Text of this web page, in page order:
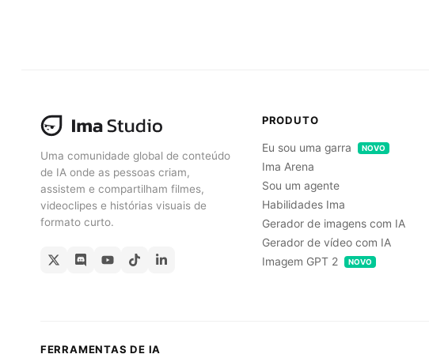
Uma comunidade global de conteúdo
de IA onde as pessoas criam,
assistem e compartilham filmes,
videoclipes e histórias visuais de
formato curto.
PRODUTO
Eu sou uma garra NOVO
Ima Arena
Sou um agente
Habilidades Ima
Gerador de imagens com IA
Gerador de vídeo com IA
Imagem GPT 2
NOVO
FERRAMENTAS DE IA